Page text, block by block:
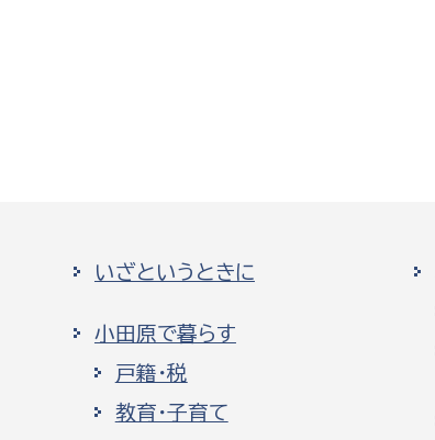
いざというときに
小田原で暮らす
戸籍・税
教育・子育て